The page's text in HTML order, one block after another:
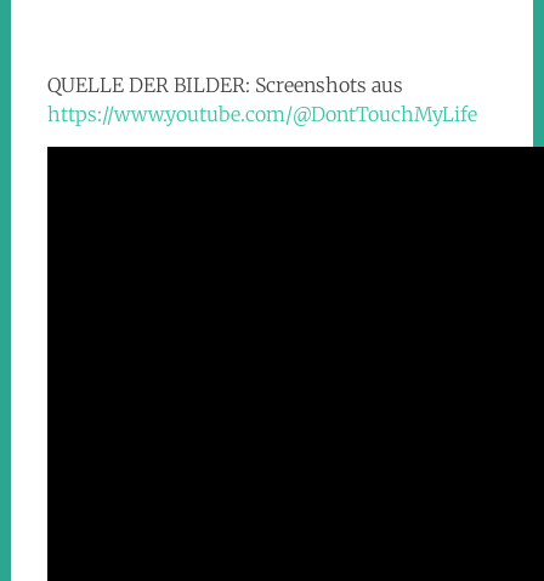
QUELLE DER BILDER: Screenshots aus
https://www.youtube.com/@DontTouchMyLife